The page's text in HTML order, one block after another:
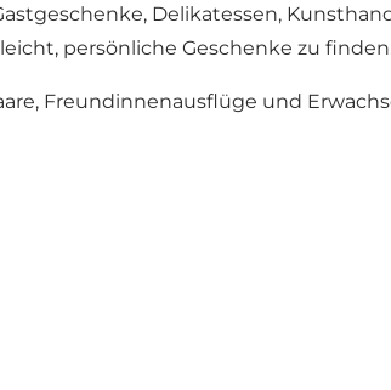
Delikatessen,
persönliche Geschenke zu
Freundinnenausflüge und